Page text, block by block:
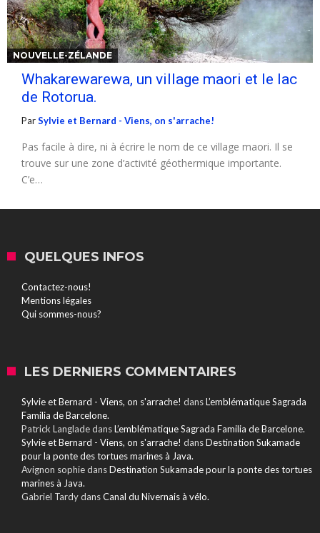
NOUVELLE-ZÉLANDE
Whakarewarewa, un village maori et le lac
de Rotorua.
ParSylvie et Bernard - Viens, on s'arrache!
Pas facile à dire, ni à écrire le nom de ce village maori. Il se
trouve sur une zone d’activité géothermique importante.
C’e…
QUELQUES INFOS
Contactez-nous!
Mentions légales
Qui sommes-nous?
LES DERNIERS COMMENTAIRES
Sylvie et Bernard - Viens, on s'arrache! dansL’emblématique Sagrada
Familia de Barcelone.
Patrick LangladedansL’emblématique Sagrada Familia de Barcelone.
Sylvie et Bernard - Viens, on s'arrache! dansDestination Sukamade
pour la ponte des tortues marines à Java.
Avignon sophiedansDestination Sukamade pour la ponte des tortues
marines à Java.
Gabriel TardydansCanal du Nivernais à vélo.